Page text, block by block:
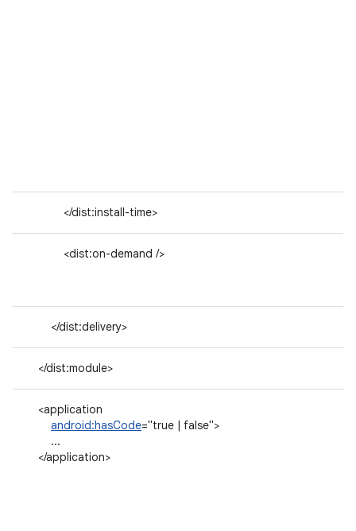
</dist:install-time>
<dist:on-demand />
</dist:delivery>
</dist:module>
<application
android:hasCode="true | false">
...
</application>